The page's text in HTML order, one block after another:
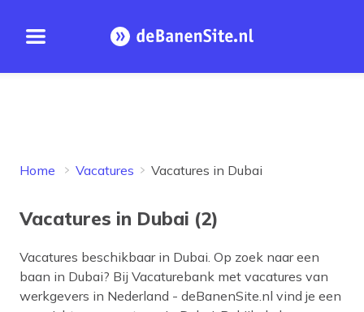
Open menu Homepage
Home Vacatures Vacatures in Dubai
Vacatures in Dubai (2)
Vacatures beschikbaar in Dubai. Op zoek naar een
baan in Dubai? Bij Vacaturebank met vacatures van
werkgevers in Nederland - deBanenSite.nl vind je een